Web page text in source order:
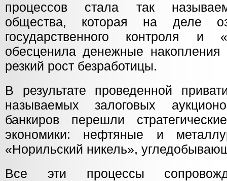
процессов стала так
общества, которая на деле
государственного контроля и
обесценила денежные накопления
резкий рост безработицы.
В результате проведенной
называемых залоговых
банкиров перешли
экономики: нефтяные и
«Норильский никель»,
Все эти процессы